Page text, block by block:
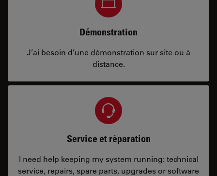
Démonstration
J’ai besoin d’une démonstration sur site ou à
distance.
Service et réparation
I need help keeping my system running: technical
service, repairs, spare parts, upgrades or software